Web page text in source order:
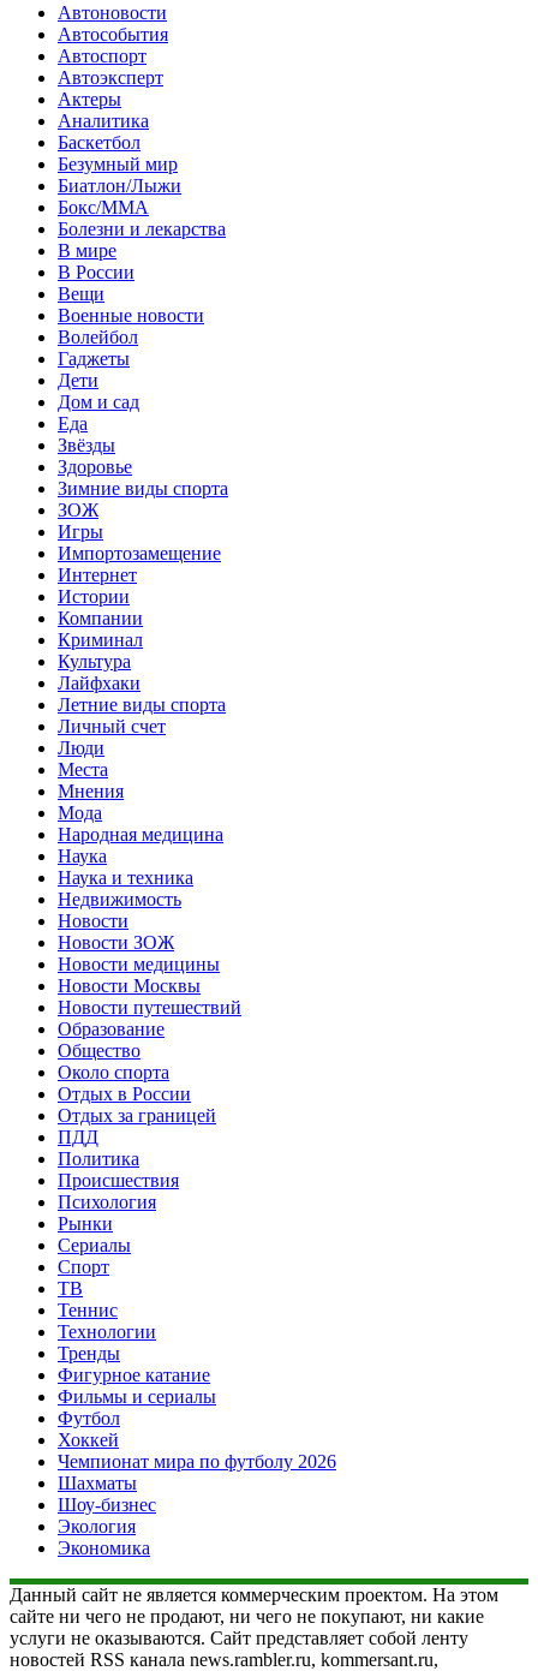
Автоновости
Автособытия
Автоспорт
Автоэксперт
Актеры
Аналитика
Баскетбол
Безумный мир
Биатлон/Лыжи
Бокс/MMA
Болезни и лекарства
В мире
В России
Вещи
Военные новости
Волейбол
Гаджеты
Дети
Дом и сад
Еда
Звёзды
Здоровье
Зимние виды спорта
ЗОЖ
Игры
Импортозамещение
Интернет
Истории
Компании
Криминал
Культура
Лайфхаки
Летние виды спорта
Личный счет
Люди
Места
Мнения
Мода
Народная медицина
Наука
Наука и техника
Недвижимость
Новости
Новости ЗОЖ
Новости медицины
Новости Москвы
Новости путешествий
Образование
Общество
Около спорта
Отдых в России
Отдых за границей
ПДД
Политика
Происшествия
Психология
Рынки
Сериалы
Спорт
ТВ
Теннис
Технологии
Тренды
Фигурное катание
Фильмы и сериалы
Футбол
Хоккей
Чемпионат мира по футболу 2026
Шахматы
Шоу-бизнес
Экология
Экономика
Данный сайт не является коммерческим проектом. На этом
сайте ни чего не продают, ни чего не покупают, ни какие
услуги не оказываются. Сайт представляет собой ленту
новостей RSS канала news.rambler.ru, kommersant.ru,